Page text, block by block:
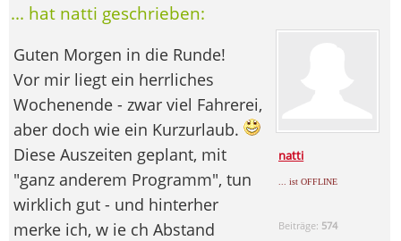
... hat natti geschrieben:
natti
... ist OFFLINE
Beiträge: 574
Guten Morgen in die Runde!
Vor mir liegt ein herrliches
Wochenende - zwar viel Fahrerei,
aber doch wie ein Kurzurlaub.
Diese Auszeiten geplant, mit
"ganz anderem Programm", tun
wirklich gut - und hinterher
merke ich, w ie ch Abstand